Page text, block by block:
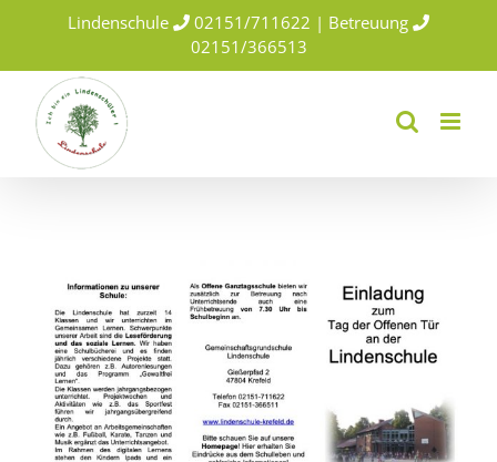
Lindenschule
02151/711622 | Betreuung
02151/366513